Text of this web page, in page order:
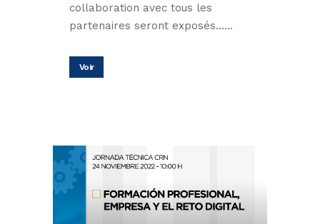
collaboration avec tous les
partenaires seront exposés......
Voir